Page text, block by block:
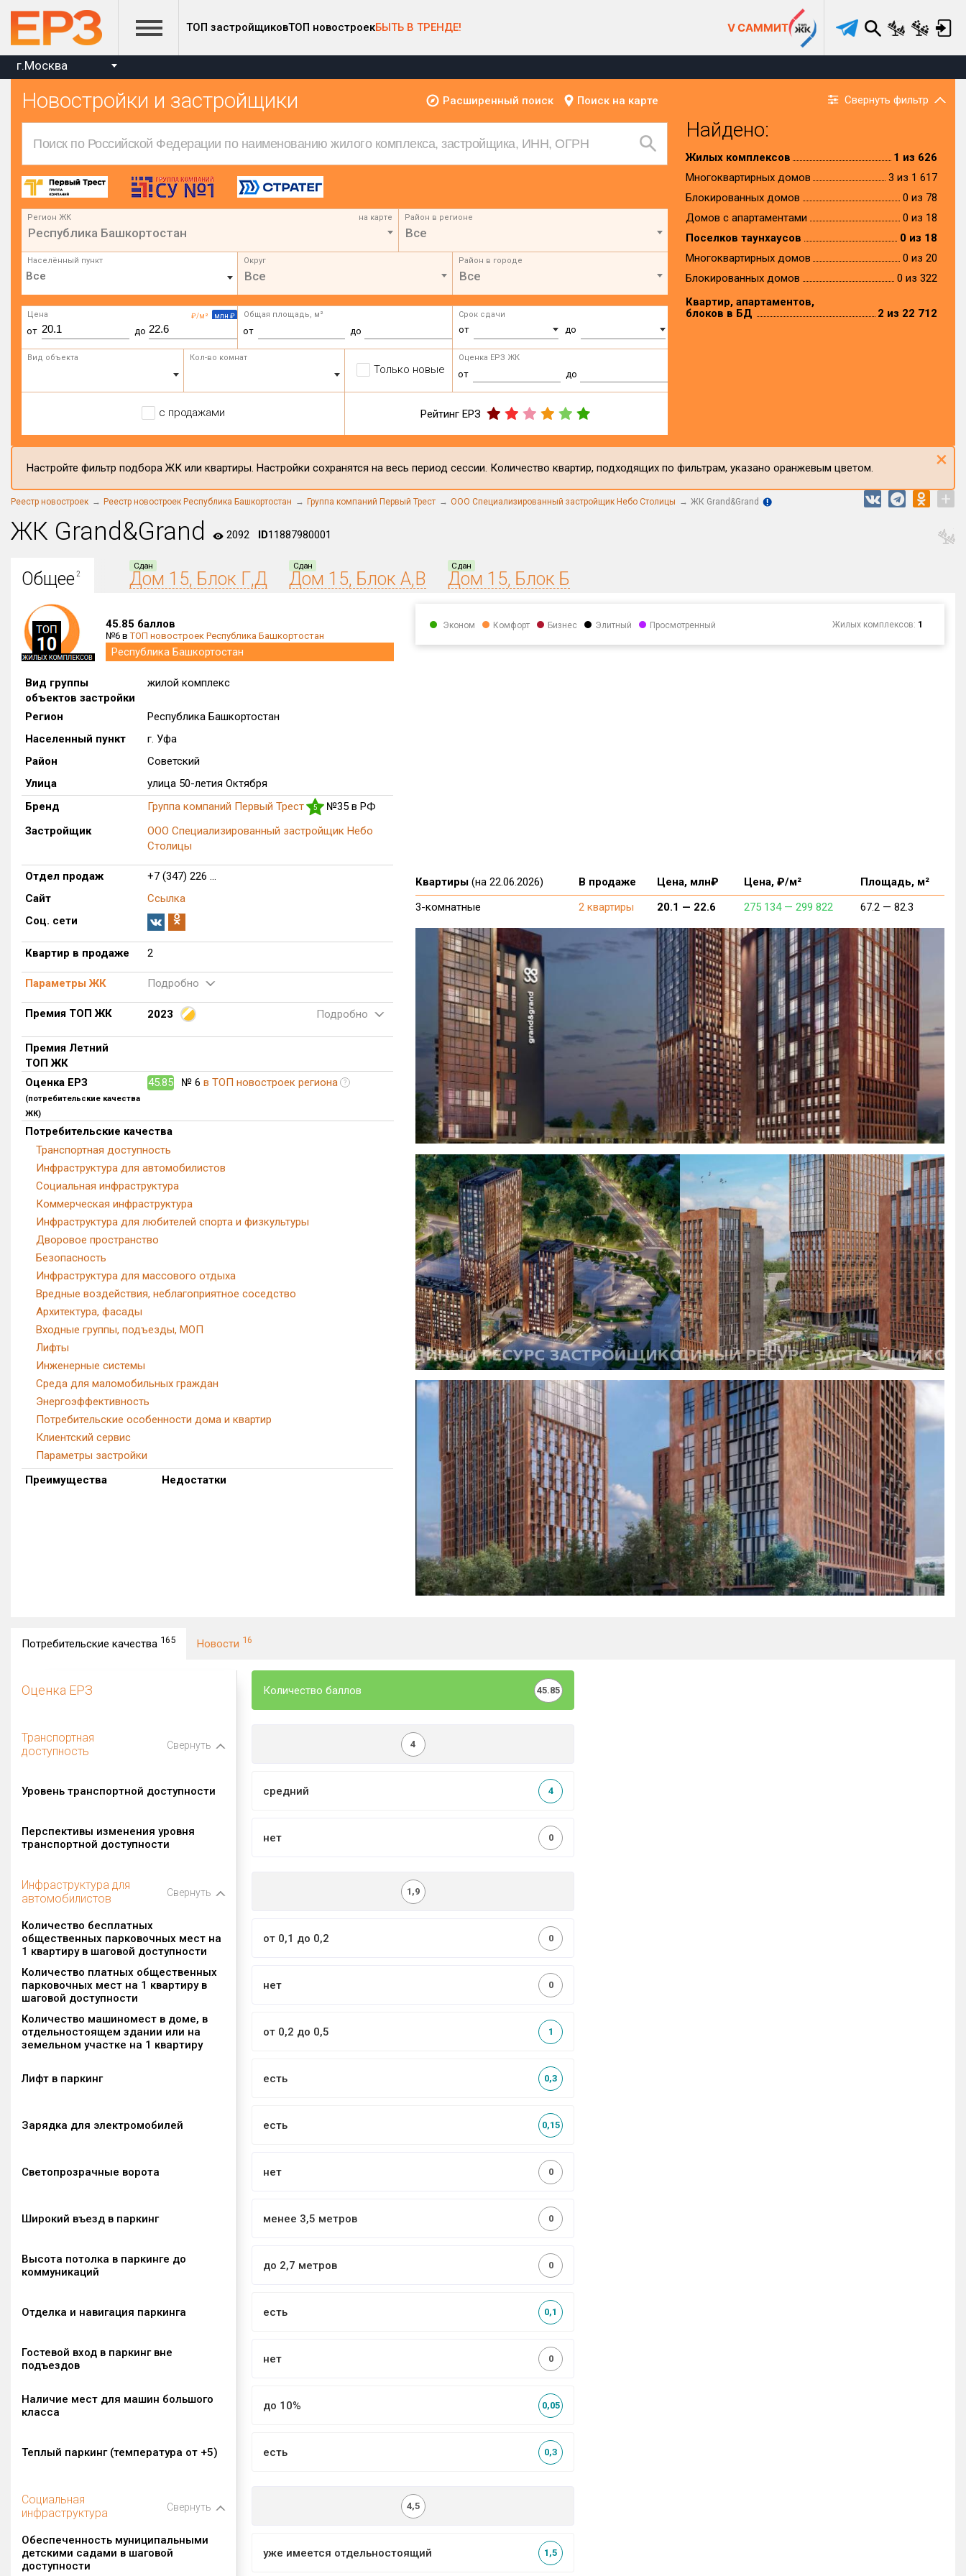
ТОП застройщиковТОП новостроекБЫТЬ В ТРЕНДЕ! V САММИТ
г.Москва
Новостройки и застройщики Расширенный поиск Поиск на карте Свернуть фильтр
Регион ЖК на карте
Республика Башкортостан
Район в регионе
Все
Населённый пункт Округ
Все
Район в городе
Все
₽/м² млн ₽
Цена
от до
Общая площадь, м²
от до
Срок сдачи
от до
Вид объекта Кол-во комнат
Только новые
Оценка ЕРЗ ЖК
от до
с продажами Рейтинг ЕРЗ
Найдено:
Жилых комплексов
1 из 626
Многоквартирных домов
3 из 1 617
Блокированных домов
0 из 78
Домов с апартаментами
0 из 18
Поселков таунхаусов
0 из 18
Многоквартирных домов
0 из 20
Блокированных домов
0 из 322
Квартир, апартаментов,
блоков в БД
2 из 22 712
Настройте фильтр подбора ЖК или квартиры. Настройки сохранятся на весь период сессии. Количество квартир, подходящих по фильтрам, указано оранжевым цветом. ×
Реестр новостроек Реестр новостроек Республика Башкортостан Группа компаний Первый Трест ООО Специализированный застройщик Небо Столицы ЖК Grand&Grand +
ЖК Grand&Grand 2092 ID11887980001
Общее2
Сдан
Дом 15, Блок Г,Д
Сдан
Дом 15, Блок А,В
Сдан
Дом 15, Блок Б
45.85 баллов
№6 вТОП новостроек Республика Башкортостан
Республика Башкортостан
Вид группы
объектов застройки
жилой комплекс
Регион
Республика Башкортостан
Населенный пункт
г. Уфа
Район
Советский
Улица
улица 50-летия Октября
Бренд
Группа компаний Первый Трест 5
№35 в РФ
Застройщик
ООО Специализированный застройщик Небо
Столицы
Отдел продаж
+7 (347) 226 ...
Сайт
Ссылка
Соц. сети
Квартир в продаже 2
Параметры ЖК Подробно
Премия ТОП ЖК 2023 Подробно
Премия Летний
ТОП ЖК
Оценка ЕРЗ
(потребительские качества
ЖК)
45.85 № 6 в ТОП новостроек региона ?
Потребительские качества
Транспортная доступность
Инфраструктура для автомобилистов
Социальная инфраструктура
Коммерческая инфраструктура
Инфраструктура для любителей спорта и физкультуры
Дворовое пространство
Безопасность
Инфраструктура для массового отдыха
Вредные воздействия, неблагоприятное соседство
Архитектура, фасады
Входные группы, подъезды, МОП
Лифты
Инженерные системы
Среда для маломобильных граждан
Энергоэффективность
Потребительские особенности дома и квартир
Клиентский сервис
Параметры застройки
Преимущества
Недостатки
Эконом Комфорт Бизнес Элитный Просмотренный Жилых комплексов: 1
Квартиры (на 22.06.2026) В продаже Цена, млн₽ Цена, ₽/м²
Площадь, м²
3-комнатные
2 квартиры 20.1 — 22.6 275 134 — 299 822 67.2 — 82.3
Потребительские качества 165 Новости 16
Оценка ЕРЗ Количество баллов 45.85
Транспортная
доступность
Свернуть 4
Уровень транспортной доступности средний 4
Перспективы изменения уровня
транспортной доступности
нет 0
Инфраструктура для
автомобилистов
Свернуть 1,9
Количество бесплатных
общественных парковочных мест на
1 квартиру в шаговой доступности
от 0,1 до 0,2 0
Количество платных общественных
парковочных мест на 1 квартиру в
шаговой доступности
нет 0
Количество машиномест в доме, в
отдельностоящем здании или на
земельном участке на 1 квартиру
от 0,2 до 0,5 1
Лифт в паркинг есть 0,3
Зарядка для электромобилей есть 0,15
Светопрозрачные ворота нет 0
Широкий въезд в паркинг менее 3,5 метров 0
Высота потолка в паркинге до
коммуникаций
до 2,7 метров 0
Отделка и навигация паркинга есть 0,1
Гостевой вход в паркинг вне
подъездов
нет 0
Наличие мест для машин большого
класса
до 10% 0,05
Теплый паркинг (температура от +5) есть 0,3
Социальная
инфраструктура
Свернуть 4,5
Обеспеченность муниципальными
детскими садами в шаговой
доступности
уже имеется отдельностоящий 1,5